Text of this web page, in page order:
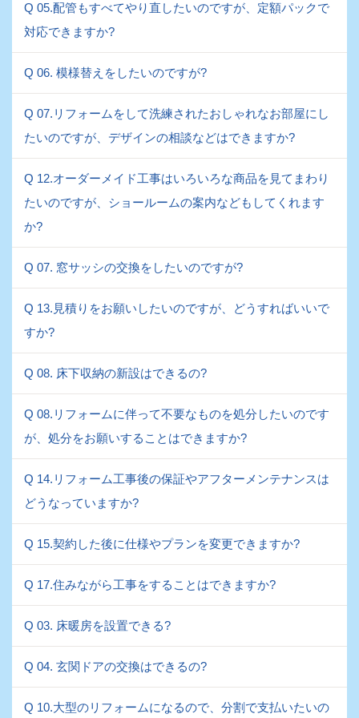
Q 05.配管もすべてやり直したいのですが、定額パックで
対応できますか?
Q 06. 模様替えをしたいのですが?
Q 07.リフォームをして洗練されたおしゃれなお部屋にし
たいのですが、デザインの相談などはできますか?
Q 12.オーダーメイド工事はいろいろな商品を見てまわり
たいのですが、ショールームの案内などもしてくれます
か?
Q 07. 窓サッシの交換をしたいのですが?
Q 13.見積りをお願いしたいのですが、どうすればいいで
すか?
Q 08. 床下収納の新設はできるの?
Q 08.リフォームに伴って不要なものを処分したいのです
が、処分をお願いすることはできますか?
Q 14.リフォーム工事後の保証やアフターメンテナンスは
どうなっていますか?
Q 15.契約した後に仕様やプランを変更できますか?
Q 17.住みながら工事をすることはできますか?
Q 03. 床暖房を設置できる?
Q 04. 玄関ドアの交換はできるの?
Q 10.大型のリフォームになるので、分割で支払いたいの